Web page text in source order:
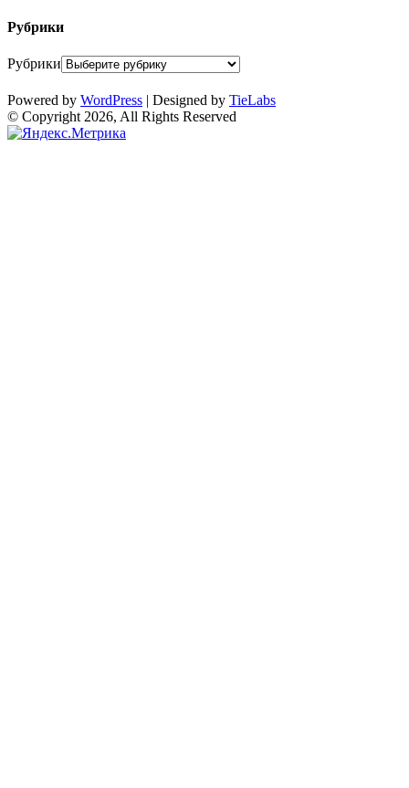
Рубрики
Рубрики
Powered by WordPress | Designed by TieLabs
© Copyright 2026, All Rights Reserved